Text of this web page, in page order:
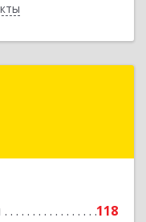
118
г, Смышляева